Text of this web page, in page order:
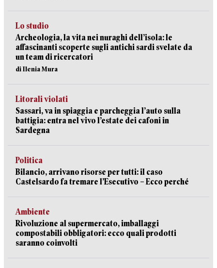
Lo studio
Archeologia, la vita nei nuraghi dell’isola: le
affascinanti scoperte sugli antichi sardi svelate da
un team di ricercatori
di Ilenia Mura
Litorali violati
Sassari, va in spiaggia e parcheggia l’auto sulla
battigia: entra nel vivo l’estate dei cafoni in
Sardegna
Politica
Bilancio, arrivano risorse per tutti: il caso
Castelsardo fa tremare l’Esecutivo – Ecco perché
Ambiente
Rivoluzione al supermercato, imballaggi
compostabili obbligatori: ecco quali prodotti
saranno coinvolti